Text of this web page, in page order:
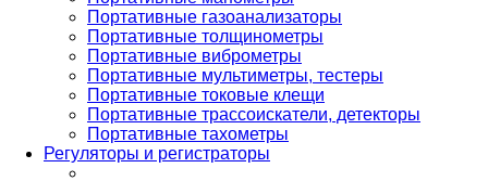
Портативные газоанализаторы
Портативные толщинометры
Портативные виброметры
Портативные мультиметры, тестеры
Портативные токовые клещи
Портативные трассоискатели, детекторы
Портативные тахометры
Регуляторы и регистраторы